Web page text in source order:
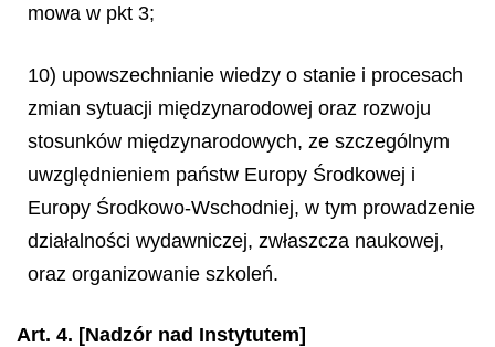
mowa w pkt 3;
10) upowszechnianie wiedzy o stanie i procesach
zmian sytuacji międzynarodowej oraz rozwoju
stosunków międzynarodowych, ze szczególnym
uwzględnieniem państw Europy Środkowej i
Europy Środkowo-Wschodniej, w tym prowadzenie
działalności wydawniczej, zwłaszcza naukowej,
oraz organizowanie szkoleń.
Art. 4. [Nadzór nad Instytutem]